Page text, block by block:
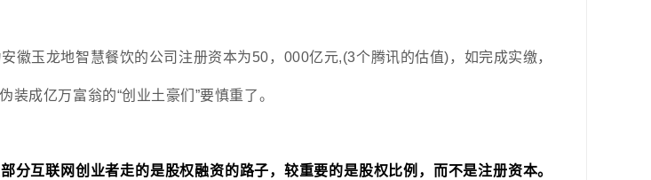
徽玉龙地智慧餐饮的公司注册资本为50，000亿元,(3个腾讯的估值)，如完成实缴，
成亿万富翁的“创业土豪们”要慎重了。
分互联网创业者走的是股权融资的路子，较重要的是股权比例，而不是注册资本。